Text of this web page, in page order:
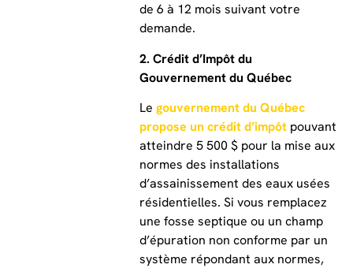
de 6 à 12 mois suivant votre
demande.
2. Crédit d’Impôt du
Gouvernement du Québec
Le gouvernement du Québec
propose un crédit d’impôt pouvant
atteindre 5 500 $ pour la mise aux
normes des installations
d’assainissement des eaux usées
résidentielles. Si vous remplacez
une fosse septique ou un champ
d’épuration non conforme par un
système répondant aux normes,